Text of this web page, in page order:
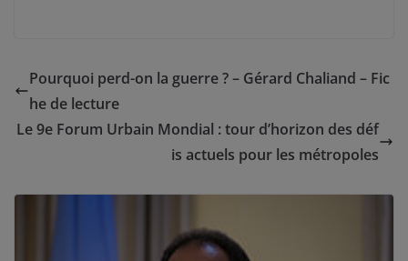
Pourquoi perd-on la guerre ? – Gérard Chaliand – Fic
he de lecture
Le 9e Forum Urbain Mondial : tour d’horizon des déf
is actuels pour les métropoles